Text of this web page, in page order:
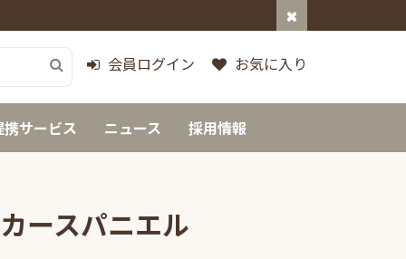
会員ログイン お気に入り
携サービス ニュース 採用情報
ースパニエル